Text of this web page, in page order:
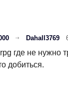
Dahall3769
где не нужно
добиться.